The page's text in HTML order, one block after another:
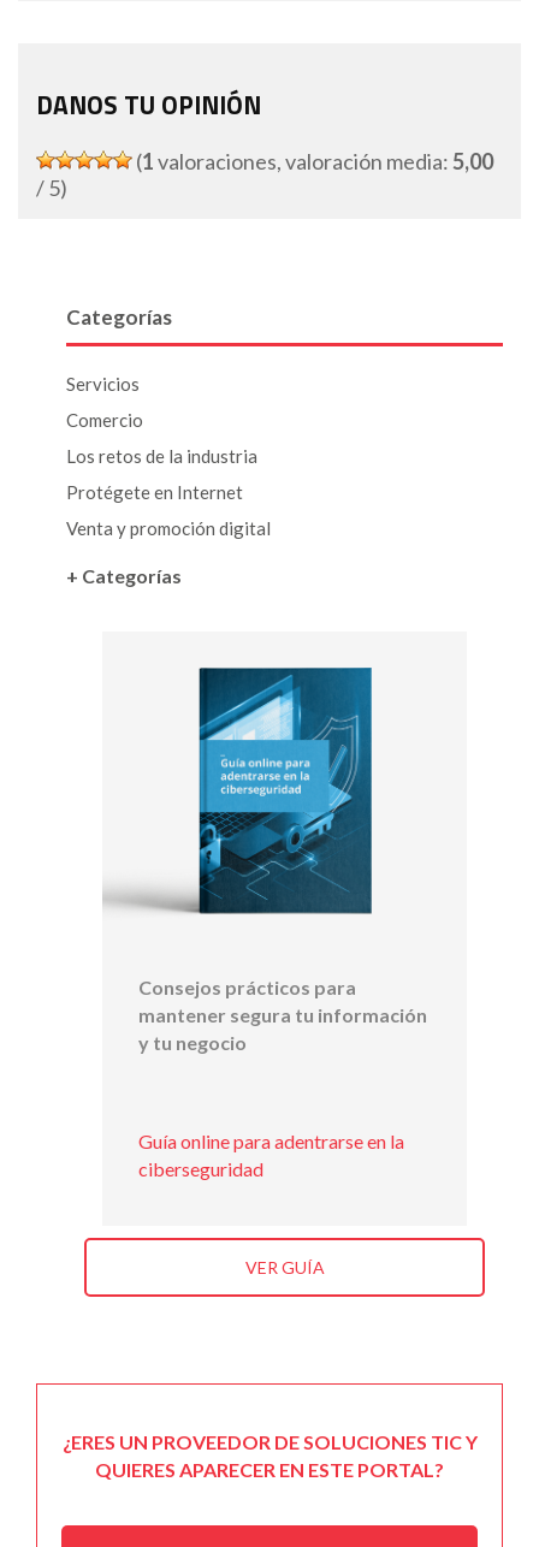
DANOS TU OPINIÓN
(1valoraciones, valoración media:5,00
/ 5)
Categorías
Servicios
Comercio
Los retos de la industria
Protégete en Internet
Venta y promoción digital
+ Categorías
Consejos prácticos para
mantener segura tu información
y tu negocio
Guía online para adentrarse en la
ciberseguridad
VER GUÍA
¿ERES UN PROVEEDOR DE SOLUCIONES TIC Y
QUIERES APARECER EN ESTE PORTAL?